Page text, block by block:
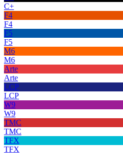
C+
F4
F4
F5
F5
M6
M6
Arte
Arte
LCP
LCP
W9
W9
TMC
TMC
TFX
TFX